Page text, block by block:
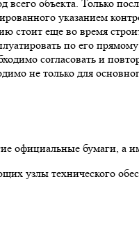
объекта. Только
указанием
стоит еще во время
по его прямому
согласовать и
не только для
официальные бумаги, а
узлы технического